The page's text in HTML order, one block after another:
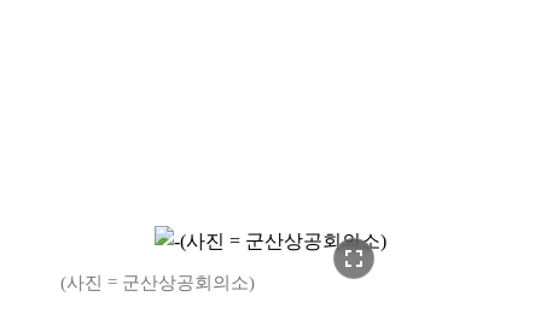
fullscreen
(사진 = 군산상공회의소)